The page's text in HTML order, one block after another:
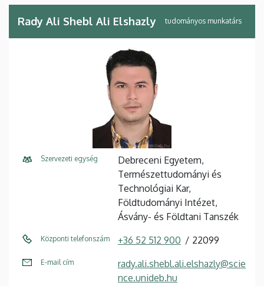
Rady Ali Shebl Ali Elshazly tudományos munkatárs
Szervezeti egység
Debreceni Egyetem,
Természettudományi és
Technológiai Kar,
Földtudományi Intézet,
Ásvány- és Földtani Tanszék
Központi telefonszám +36 52 512 900 22099
E-mail cím
rady.ali.shebl.ali.elshazly@scie
nce.unideb.hu